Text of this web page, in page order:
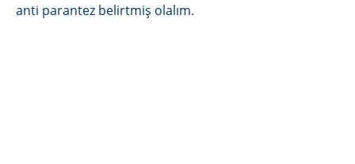
anti parantez belirtmiş olalım.